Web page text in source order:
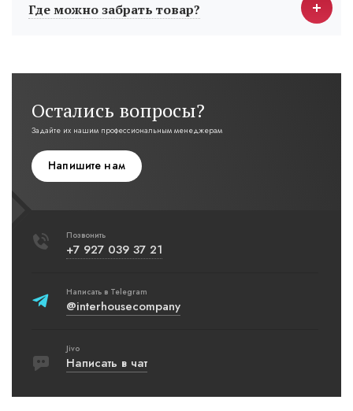
Где можно забрать товар?
Остались вопросы?
Задайте их нашим профессиональным менеджерам
Напишите нам
Позвонить
+7 927 039 37 21
Написать в Telegram
@interhousecompany
Jivo
Написать в чат